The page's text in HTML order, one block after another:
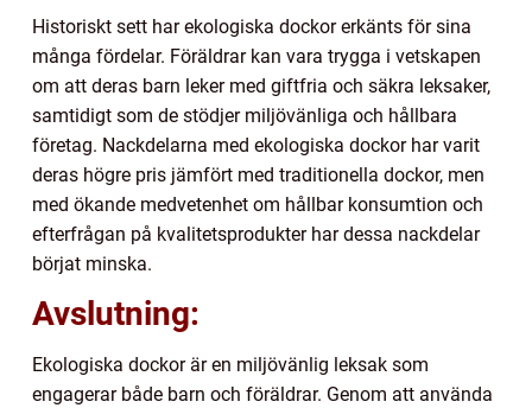
Historiskt sett har ekologiska dockor erkänts för sina
många fördelar. Föräldrar kan vara trygga i vetskapen
om att deras barn leker med giftfria och säkra leksaker,
samtidigt som de stödjer miljövänliga och hållbara
företag. Nackdelarna med ekologiska dockor har varit
deras högre pris jämfört med traditionella dockor, men
med ökande medvetenhet om hållbar konsumtion och
efterfrågan på kvalitetsprodukter har dessa nackdelar
börjat minska.
Avslutning:
Ekologiska dockor är en miljövänlig leksak som
engagerar både barn och föräldrar. Genom att använda